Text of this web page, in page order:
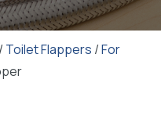
/ Toilet Flappers /For